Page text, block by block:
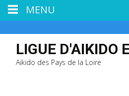
LIGUE D'AIKIDO
Aikido des Pays de la Loire
MENU